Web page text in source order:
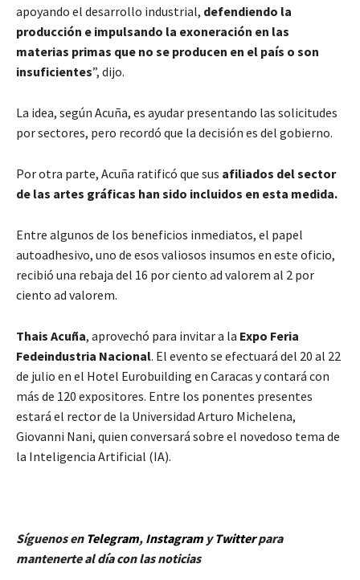
apoyando el desarrollo industrial, defendiendo la
producción e impulsando la exoneración en las
materias primas que no se producen en el país o son
insuficientes”, dijo.
La idea, según Acuña, es ayudar presentando las solicitudes
por sectores, pero recordó que la decisión es del gobierno.
Por otra parte, Acuña ratificó que sus afiliados del sector
de las artes gráficas han sido incluidos en esta medida.
Entre algunos de los beneficios inmediatos, el papel
autoadhesivo, uno de esos valiosos insumos en este oficio,
recibió una rebaja del 16 por ciento ad valorem al 2 por
ciento ad valorem.
Thais Acuña, aprovechó para invitar a la Expo Feria
Fedeindustria Nacional. El evento se efectuará del 20 al 22
de julio en el Hotel Eurobuilding en Caracas y contará con
más de 120 expositores. Entre los ponentes presentes
estará el rector de la Universidad Arturo Michelena,
Giovanni Nani, quien conversará sobre el novedoso tema de
la Inteligencia Artificial (IA).
Síguenos en Telegram, InstagramyTwitterpara
mantenerte al día con las noticias